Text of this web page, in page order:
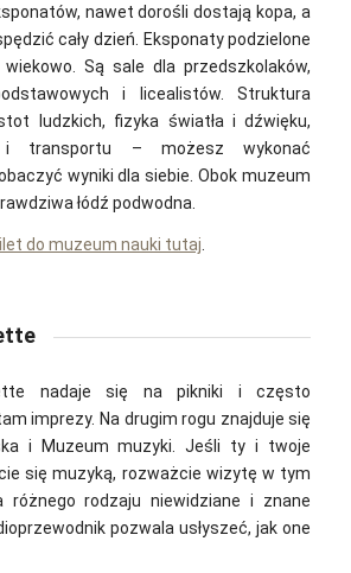
nawet dorośli dostają kopa, a
cały dzień. Eksponaty podzielone
Są sale dla przedszkolaków,
i licealistów. Struktura
ludzkich, fizyka światła i dźwięku,
i transportu – możesz wykonać
wyniki dla siebie. Obok muzeum
łódź podwodna.
do muzeum nauki tutaj
nadaje się na pikniki i często
imprezy. Na drugim rogu znajduje się
i Muzeum muzyki. Jeśli ty i twoje
się muzyką, rozważcie wizytę w tym
różnego rodzaju niewidziane i znane
pozwala usłyszeć, jak one